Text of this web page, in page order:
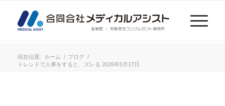
現在位置: ホーム / ブログ /
トレンドで人事をすると、ズレる 2026年5月17日